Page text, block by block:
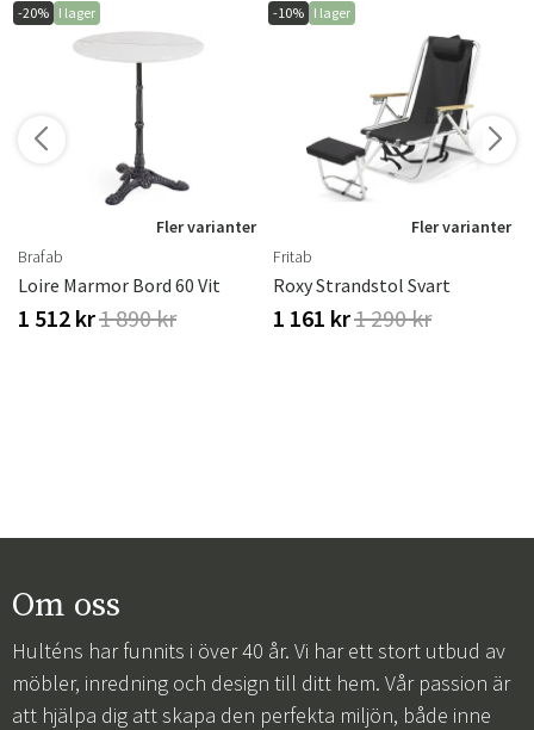
-20% I lager
Fler varianter
Brafab
Loire Marmor Bord 60 Vit
1 512 kr1 890 kr
-10% I lager
Fler varianter
Fritab
Roxy Strandstol Svart
1 161 kr1 290 kr
Om oss
Hulténs har funnits i över 40 år. Vi har ett stort utbud av
möbler, inredning och design till ditt hem. Vår passion är
att hjälpa dig att skapa den perfekta miljön, både inne